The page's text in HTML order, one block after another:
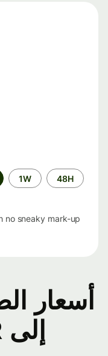
الفترة
الزمنية
48H
1W
no sneaky mark-up
إلى IDR اليوم